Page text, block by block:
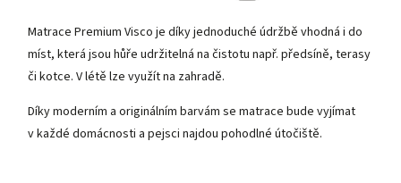
Matrace Premium Visco je díky jednoduché údržbě vhodná i do
míst, která jsou hůře udržitelná na čistotu např. předsíně, terasy
či kotce. V létě lze využít na zahradě.
Díky moderním a originálním barvám se matrace bude vyjímat
v každé domácnosti a pejsci najdou pohodlné útočiště.